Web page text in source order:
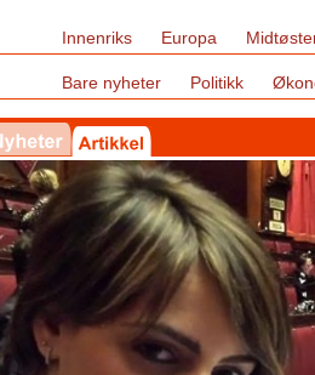
Innenriks Europa
Bare nyheter Politikk